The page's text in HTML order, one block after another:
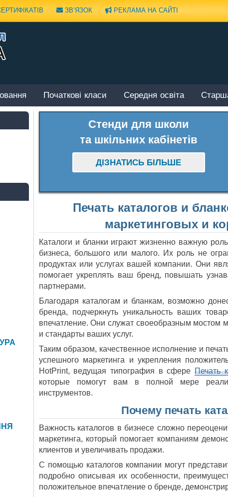
ЗВ’ЯЗОК РЕКЛАМА НА САЙТІ
Початкові класи Середня освіта
Стенди для школи
та шкільних кабінетів
ДІЗНАТИСЬ БІЛЬШЕ
Печать каталогов и
маркетинговых и
Каталоги и бланки играют жизненно важную
бизнеса, большого или малого. Их роль не
продуктах или услугах вашей компании. Они
помогает укреплять ваш бренд, повышать
партнерами.
Благодаря каталогам и бланкам, возможно
бренда, подчеркнуть уникальность ваших
впечатление. Они служат своеобразным мостом
и стандарты ваших услуг.
Таким образом, качественное исполнение и
успешного маркетинга и укрепления
HotPrint, ведущая типография в сфере Печать
которые помогут вам в полной мере
инструментов.
Почему печать
Важность каталогов в бизнесе сложно
маркетинга, который помогает компаниям
клиентов и увеличивать продажи.
С помощью каталогов компании могут
подробно описывая их особенности,
положительное впечатление о бренде,